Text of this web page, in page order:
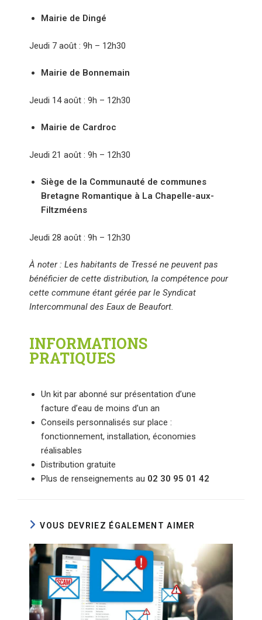
Mairie de Dingé
Jeudi 7 août : 9h – 12h30
Mairie de Bonnemain
Jeudi 14 août : 9h – 12h30
Mairie de Cardroc
Jeudi 21 août : 9h – 12h30
Siège de la Communauté de communes
Bretagne Romantique à La Chapelle-aux-
Filtzméens
Jeudi 28 août : 9h – 12h30
À noter : Les habitants de Tressé ne peuvent pas
bénéficier de cette distribution, la compétence pour
cette commune étant gérée par le Syndicat
Intercommunal des Eaux de Beaufort.
INFORMATIONS
PRATIQUES
Un kit par abonné sur présentation d’une
facture d’eau de moins d’un an
Conseils personnalisés sur place :
fonctionnement, installation, économies
réalisables
Distribution gratuite
Plus de renseignements au 02 30 95 01 42
VOUS DEVRIEZ ÉGALEMENT AIMER